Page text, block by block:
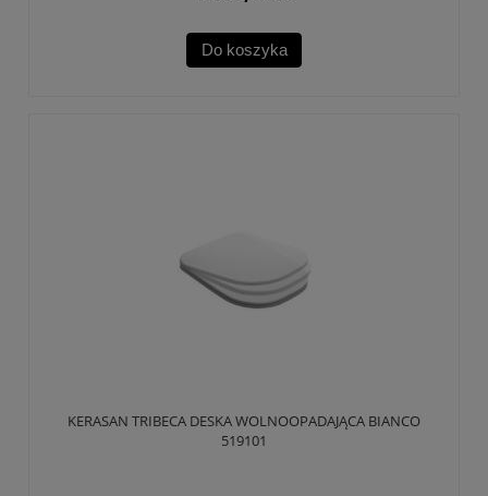
Do koszyka
KERASAN TRIBECA DESKA WOLNOOPADAJĄCA BIANCO
519101